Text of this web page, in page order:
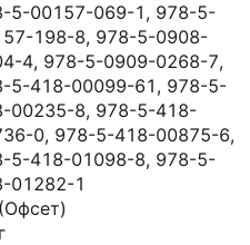
5-00157-069-1, 978-5-
198-8, 978-5-0908-
4, 978-5-0909-0268-7,
5-418-00099-61, 978-5-
00235-8, 978-5-418-
0, 978-5-418-00875-6,
5-418-01098-8, 978-5-
01282-1
(Офсет)
г